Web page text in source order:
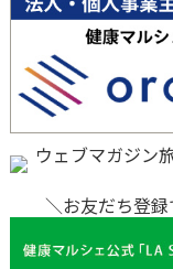
＼お友だち登